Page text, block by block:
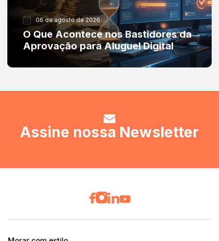
06 de agosto de 2026
O Que Acontece nos Bastidores da
Aprovação para Aluguel Digital
Assine nossa Newsletter